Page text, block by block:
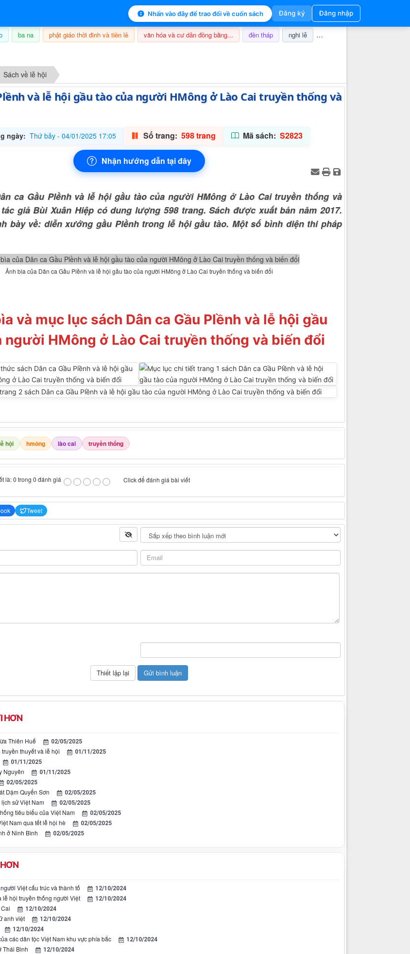
Nhấn vào đây để trao đổi về cuốn sách Đăng ký Đăng nhập
ba na phật giáo thời đinh và tiền lê văn hóa và cư dân đồng bằng... đền tháp nghi lễ champa
Sách về lễ hội
và lễ hội gầu tào của người HMông ở Lào Cai truyền thống và
ngày: Thứ bảy - 04/01/2025 17:05 Số trang: 598 trang Mã sách: S2823
Nhận hướng dẫn tại đây
ca Gầu Plềnh và lễ hội gầu tào của người HMông ở Lào Cai truyền thống và
giả Bùi Xuân Hiệp có dung lượng 598 trang. Sách được xuất bản năm 2017.
bày về: diễn xướng gầu Plềnh trong lễ hội gầu tào. Một số bình diện thi pháp
Ảnh bìa của Dân ca Gầu Plềnh và lễ hội gầu tào của người HMông ở Lào Cai truyền thống và biến đổi
và mục lục sách Dân ca Gầu Plềnh và lễ hội gầu
người HMông ở Lào Cai truyền thống và biến đổi
hội hmông lào cai truyền thống
là: 0 trong 0 đánh giá Click để đánh giá bài viết
Tweet
HƠN
Thiên Huế 02/05/2025
thuyết và lễ hội 01/11/2025
01/11/2025
Nguyên 01/11/2025
02/05/2025
Dậm Quyển Sơn 02/05/2025
sử Việt Nam 02/05/2025
tiêu biểu của Việt Nam 02/05/2025
Nam qua tết lễ hội hè 02/05/2025
ở Ninh Bình 02/05/2025
Việt cấu trúc và thành tố 12/10/2024
lễ hội truyền thống người Việt 12/10/2024
12/10/2024
anh việt 12/10/2024
12/10/2024
các dân tộc Việt Nam khu vực phía bắc 12/10/2024
Thái Bình 12/10/2024